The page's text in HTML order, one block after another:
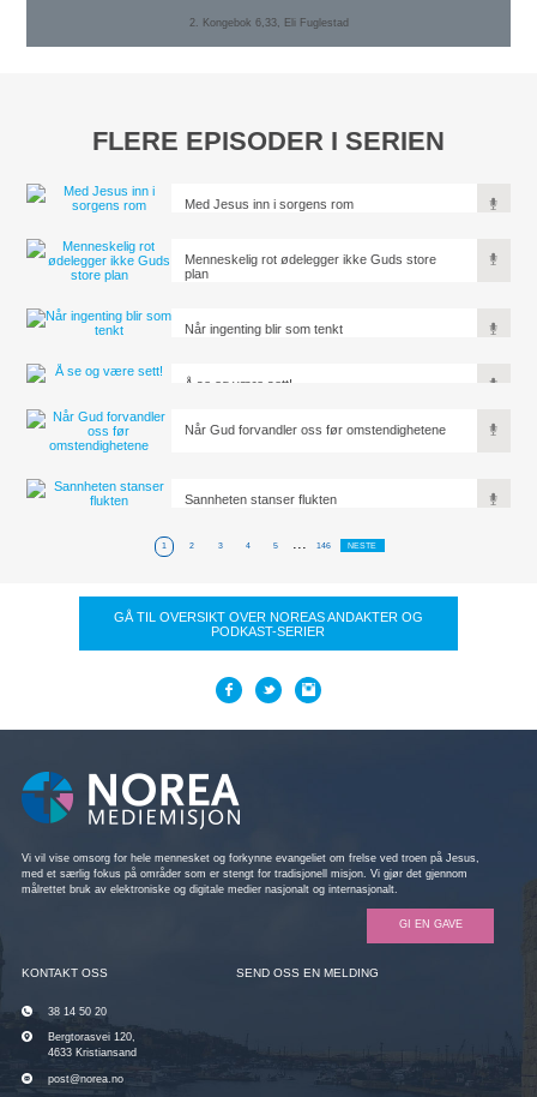
2. Kongebok 6,33, Eli Fuglestad
FLERE EPISODER I SERIEN
Med Jesus inn i sorgens rom
Menneskelig rot ødelegger ikke Guds store
plan
Når ingenting blir som tenkt
Å se og være sett!
Når Gud forvandler oss før omstendighetene
Sannheten stanser flukten
1 2 3 4 5 ... 146 NESTE
GÅ TIL OVERSIKT OVER NOREAS ANDAKTER OG
PODKAST-SERIER
Vi vil vise omsorg for hele mennesket og forkynne evangeliet om frelse ved troen på Jesus,
med et særlig fokus på områder som er stengt for tradisjonell misjon. Vi gjør det gjennom
målrettet bruk av elektroniske og digitale medier nasjonalt og internasjonalt.
GI EN GAVE
KONTAKT OSS
38 14 50 20
Bergtorasvei 120,
4633 Kristiansand
post@norea.no
SEND OSS EN MELDING